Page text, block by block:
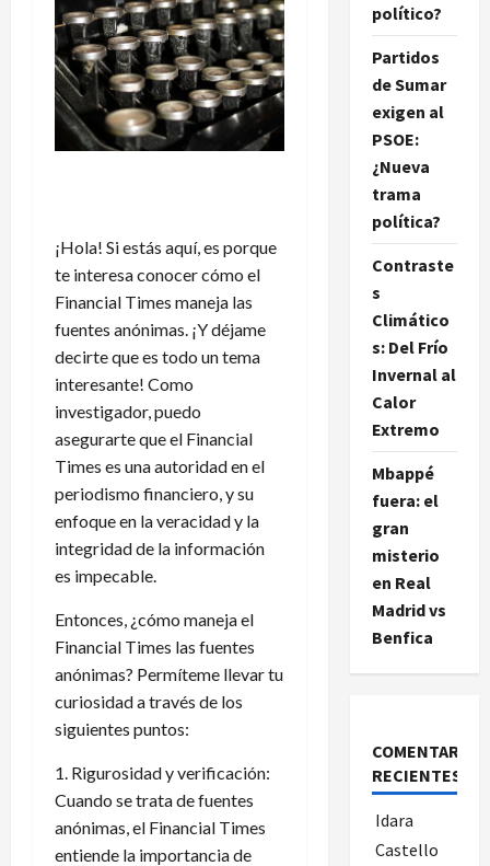
¡Hola! Si estás aquí, es porque
te interesa conocer cómo el
Financial Times maneja las
fuentes anónimas. ¡Y déjame
decirte que es todo un tema
interesante! Como
investigador, puedo
asegurarte que el Financial
Times es una autoridad en el
periodismo financiero, y su
enfoque en la veracidad y la
integridad de la información
es impecable.
Entonces, ¿cómo maneja el
Financial Times las fuentes
anónimas? Permíteme llevar tu
curiosidad a través de los
siguientes puntos:
1. Rigurosidad y verificación:
Cuando se trata de fuentes
anónimas, el Financial Times
entiende la importancia de
político?
Partidos
de Sumar
exigen al
PSOE:
¿Nueva
trama
política?
Contraste
s
Climático
s: Del Frío
Invernal al
Calor
Extremo
Mbappé
fuera: el
gran
misterio
en Real
Madrid vs
Benfica
COMENTARIOS
RECIENTES
Idara
Castello